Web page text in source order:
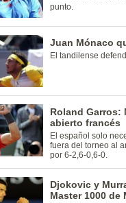
punto.
Juan Mónaco
El tandilense
Roland Garros:
abierto francés
El español solo
fuera del torneo al
por 6-2,6-0,6-0.
Djokovic y
Master 1000 de